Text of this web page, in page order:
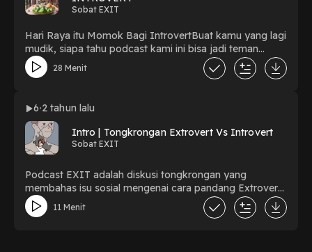
Sobat EXIT
Hari Raya itu Momok Bagi IntrovertBuat kamu yang lagi
mudik, siapa tahu podcast kami ini bisa jadi teman
perjalanan. Ada tips supaya kamu gak canggung waktu
kumpul keluarga nanti.Selamat mudik kawan, hati-hati di
28 Menit
6 2 tahun lalu
Intro | Tongkrongan Extrovert Vs Introvert
Sobat EXIT
Podcast EXIT adalah diskusi tongkrongan yang
membahas isu sosial mengenai cara pandang Extrovert
dan Introvert.
11 Menit